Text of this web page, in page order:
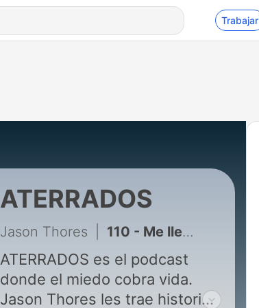
Trabajar
ATERRADOS
Jason Thores 110 - Me llevaron de EMERGENCIA a un pueblo donde TODOS ESTABAN ''APAGADOS''
ATERRADOS es el podcast
donde el miedo cobra vida.
Jason Thores les trae historias